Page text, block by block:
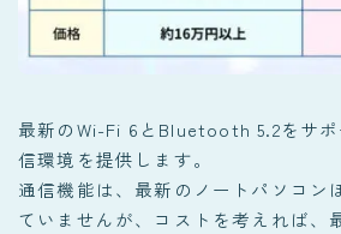
最新のWi-Fi 6とBluetooth 5.2をサ
信環境を提供します。
通信機能は、最新のノートパソコン
ていませんが、コストを考えれば、